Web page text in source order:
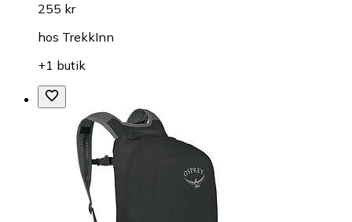
255 kr
hos TrekkInn
+1 butik